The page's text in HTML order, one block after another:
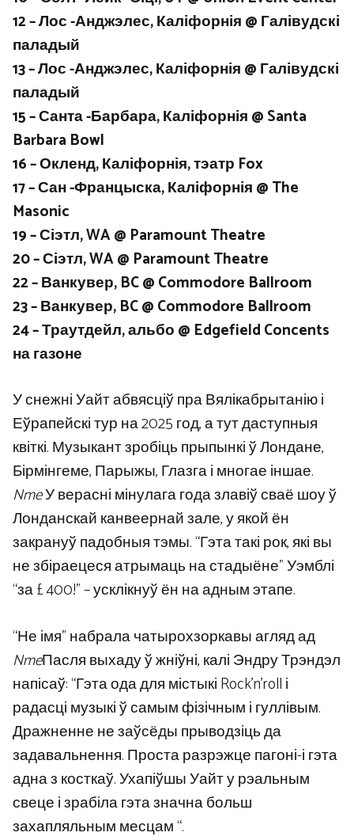
12 – Лос -Анджэлес, Каліфорнія @ Галівудскі
паладый
13 – Лос -Анджэлес, Каліфорнія @ Галівудскі
паладый
15 – Санта -Барбара, Каліфорнія @ Santa
Barbara Bowl
16 – Окленд, Каліфорнія, тэатр Fox
17 – Сан -Францыска, Каліфорнія @ The
Masonic
19 – Сіэтл, WA @ Paramount Theatre
20 – Сіэтл, WA @ Paramount Theatre
22 – Ванкувер, BC @ Commodore Ballroom
23 – Ванкувер, BC @ Commodore Ballroom
24 – Траутдейл, альбо @ Edgefield Concents
на газоне
У снежні Уайт абвясціў пра Вялікабрытанію і
Еўрапейскі тур на 2025 год, а тут даступныя
квіткі. Музыкант зробіць прыпынкі ў Лондане,
Бірмінгеме, Парыжы, Глазга і многае іншае.
NmeУ верасні мінулага года злавіў сваё шоу ў
Лонданскай канвеернай зале, у якой ён
закрануў падобныя тэмы. “Гэта такі рок, які вы
не збіраецеся атрымаць на стадыёне” Уэмблі
“за £ 400!” – усклікнуў ён на адным этапе.
“Не імя” набрала чатырохзоркавы агляд ад
NmeПасля выхаду ў жніўні, калі Эндру Трэндэл
напісаў: “Гэта ода для містыкі Rock’n’roll і
радасці музыкі ў самым фізічным і гуллівым.
Дражненне не заўсёды прыводзіць да
задавальнення. Проста разрэжце пагоні-і гэта
адна з косткаў. Ухапіўшы Уайт у рэальным
свеце і зрабіла гэта значна больш
захапляльным месцам “.